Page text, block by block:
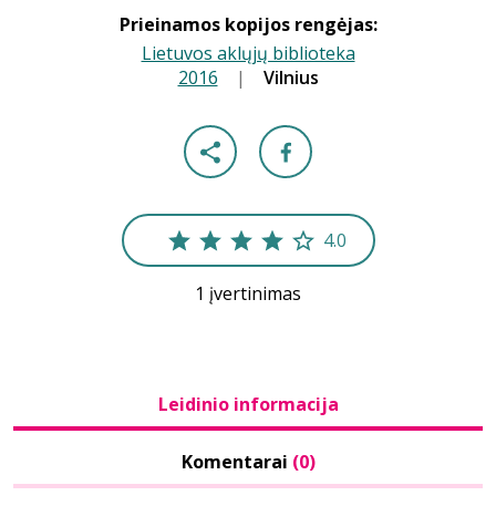
Prieinamos kopijos rengėjas:
Lietuvos aklųjų biblioteka
2016 | Vilnius
4.0
1 įvertinimas
Leidinio informacija
Komentarai (0)